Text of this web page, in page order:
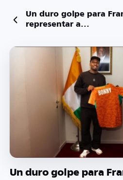
Un duro golpe para
representar a...
Un duro golpe para